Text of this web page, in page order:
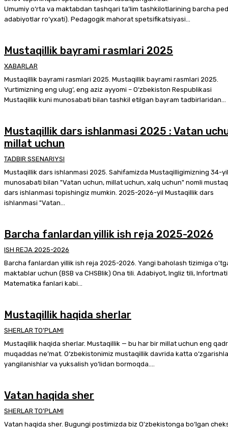
Umumiy o‘rta va maktabdan tashqari ta’lim tashkilotlarining barcha
adabiyotlar ro‘yxati). Pedagogik mahorat spetsifikatsiyasi...
Mustaqillik bayrami rasmlari 2025
XABARLAR
Mustaqillik bayrami rasmlari 2025. Mustaqillik bayrami rasmlari 2025.
Yurtimizning eng ulug‘, eng aziz ayyomi – O‘zbekiston Respublikasi
Mustaqillik kuni munosabati bilan tashkil etilgan bayram tadbirlaridan...
Mustaqillik dars ishlanmasi 2025 : Vatan
millat uchun
TADBIR SSENARIYSI
Mustaqillik dars ishlanmasi 2025. Sahifamizda Mustaqilligimizning 34-
munosabati bilan "Vatan uchun, millat uchun, xalq uchun" nomli
dars ishlanmasi topishingiz mumkin. 2025-2026-yil Mustaqillik dars
ishlanmasi "Vatan...
Barcha fanlardan yillik ish reja 2025-2026
ISH REJA 2025-2026
Barcha fanlardan yillik ish reja 2025-2026. Yangi baholash tizimiga
maktablar uchun (BSB va CHSBlik) Ona tili. Adabiyot, Ingliz tili,
Matematika fanlari kabi...
Mustaqillik haqida sherlar
SHERLAR TO'PLAMI
Mustaqillik haqida sherlar. Mustaqillik — bu har bir millat uchun eng
muqaddas ne’mat. O‘zbekistonimiz mustaqillik davrida katta
yangilanishlar va yuksalish yo‘lidan bormoqda....
Vatan haqida sher
SHERLAR TO'PLAMI
Vatan haqida sher. Bugungi postimizda biz O'zbekistonga bo‘lgan